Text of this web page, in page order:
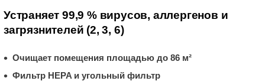
Устраняет 99,9 % вирусов, аллергенов и
загрязнителей (2, 3, 6)
Очищает помещения площадью до 86 м²
Фильтр HEPA и угольный фильтр